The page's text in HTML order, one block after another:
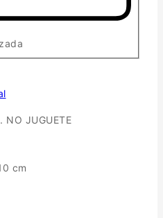
NO JUGUETE
cm